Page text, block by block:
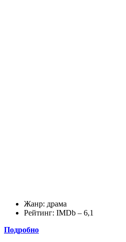
Жанр: драма
Рейтинг: IMDb – 6,1
Подробно